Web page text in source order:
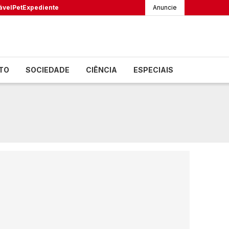
PetExpediente Anuncie
SOCIEDADE CIÊNCIA ESPECIAIS